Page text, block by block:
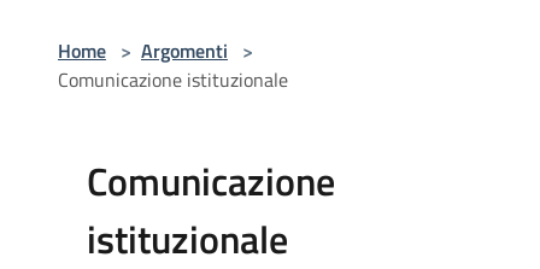
Home > Argomenti >
Comunicazione istituzionale
Comunicazione
istituzionale